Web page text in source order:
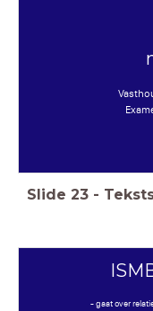
Slide 23 -
- gaat over